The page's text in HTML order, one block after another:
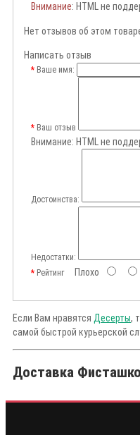
Внимание: HTML не
Нет отзывов об этом
Написать отзыв
Ваше имя:
Ваш отзыв
Внимание: HTML не
Достоинства:
Недостатки:
РейтингПлохо
Если Вам нравятся Десерты,
самой быстрой курьерской
Доставка